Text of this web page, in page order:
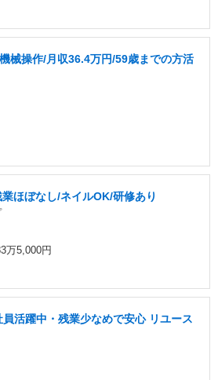
械操作/月収36.4万円/59歳までの方活
ほぼなし/ネイルOK/研修あり
万5,000円
活躍中・残業少なめで安心 リユース